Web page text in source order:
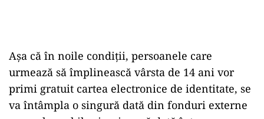
Așa că în noile condiții, persoanele care
urmează să împlinească vârsta de 14 ani vor
primi gratuit cartea electronice de identitate, se
va întâmpla o singură dată din fonduri externe